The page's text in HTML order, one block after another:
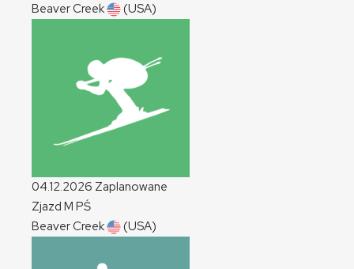
Beaver Creek
(USA)
04.12.2026 Zaplanowane
Zjazd M PŚ
Beaver Creek
(USA)